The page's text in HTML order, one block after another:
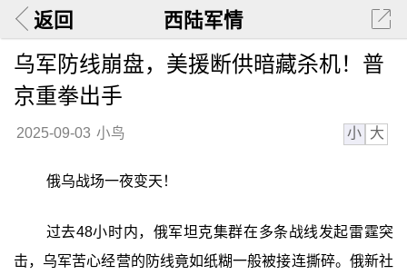
返回 西陆军情
乌军防线崩盘，美援断供暗藏杀机！普
京重拳出手
2025-09-03 小鸟 小 大
俄乌战场一夜变天！
过去48小时内，俄军坦克集群在多条战线发起雷霆突
击，乌军苦心经营的防线竟如纸糊一般被接连撕碎。俄新社